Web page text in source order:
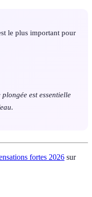
le plus important pour
est essentielle
fortes 2026 sur